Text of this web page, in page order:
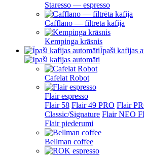
Staresso — espresso
Cafflano — filtrēta kafija
Kempinga krāsnis
Īpaši kafijas
Cafelat Robot
Flair espresso
Flair 58 Flair 49 PRO Flair
Classic/Signature Flair NEO
Flair piederumi
Bellman coffee